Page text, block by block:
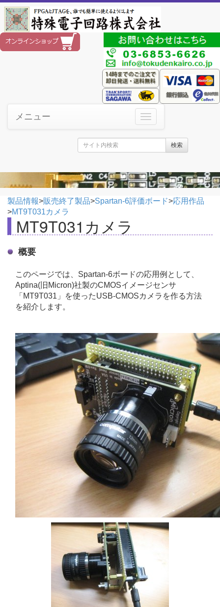
メニュー
検索
製品情報>販売終了製品>Spartan-6評価ボード>応用作品
>MT9T031カメラ
MT9T031カメラ
概要
このページでは、Spartan-6ボードの応用例として、
Aptina(旧Micron)社製のCMOSイメージセンサ
「MT9T031」を使ったUSB-CMOSカメラを作る方法
を紹介します。